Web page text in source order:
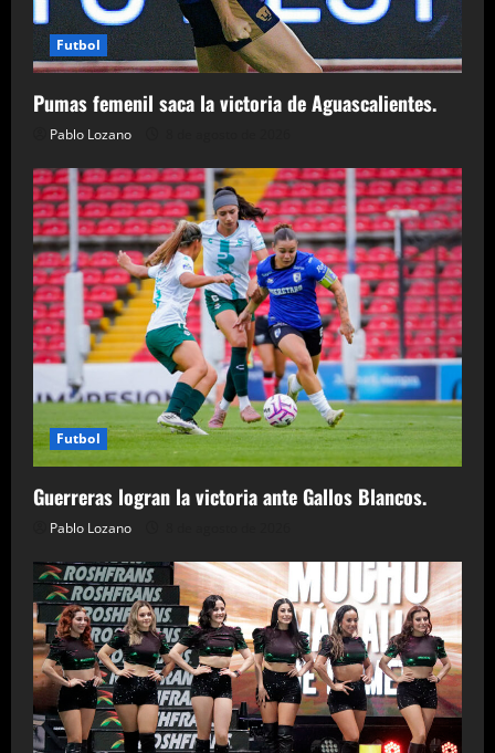
Futbol
Pumas femenil saca la victoria de Aguascalientes.
Pablo Lozano
Futbol
Guerreras logran la victoria ante Gallos Blancos.
Pablo Lozano